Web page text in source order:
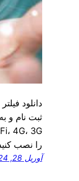
را نصب
آوریل 28, 2024